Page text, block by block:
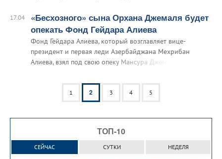
главную мечеть Евпатории.
17.04
«Бесхозного» сына Орхана Джемаля будет
опекать Фонд Гейдара Алиева
Фонд Гейдара Алиева, который возглавляет вице-
президент и первая леди Азербайджана Мехрибан
Алиева, взял под свою опеку Мансура Джемаля — сына
Орхана Джемаля, внука «оккультного аятоллы» Гейдара
1 2 3 4 5
ТОП-10
СЕЙЧАС СУТКИ НЕДЕЛЯ